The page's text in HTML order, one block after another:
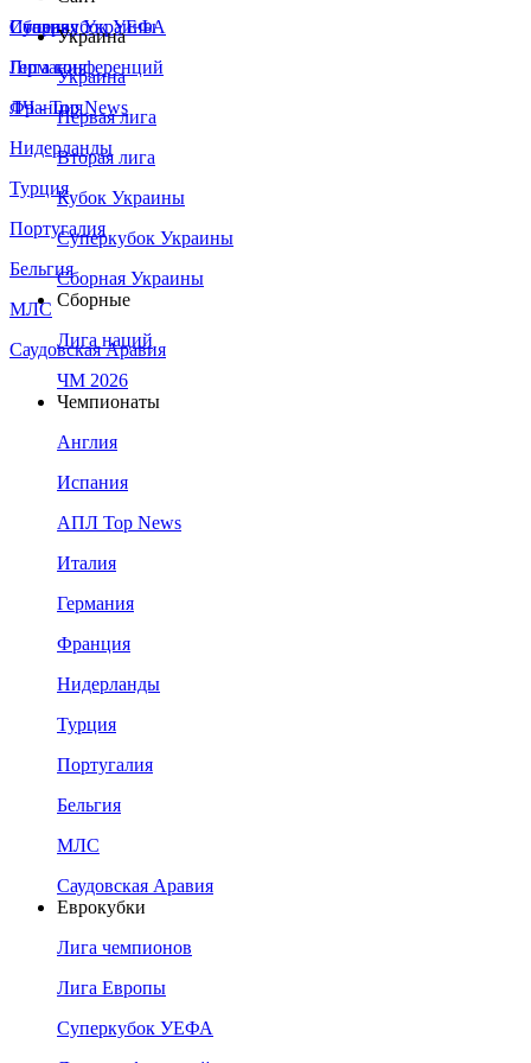
Сборная Украины
Италия
Германия
Франция
Нидерланды
Турция
Португалия
Бельгия
МЛС
Саудовская Аравия
Суперкубок УЕФА
Лига конференций
ЛЧ - Top News
Украина
Украина
Первая лига
Вторая лига
Кубок Украины
Суперкубок Украины
Сборная Украины
Сборные
Лига наций
ЧМ 2026
Чемпионаты
Англия
Испания
АПЛ Top News
Италия
Германия
Франция
Нидерланды
Турция
Португалия
Бельгия
МЛС
Саудовская Аравия
Еврокубки
Лига чемпионов
Лига Европы
Суперкубок УЕФА